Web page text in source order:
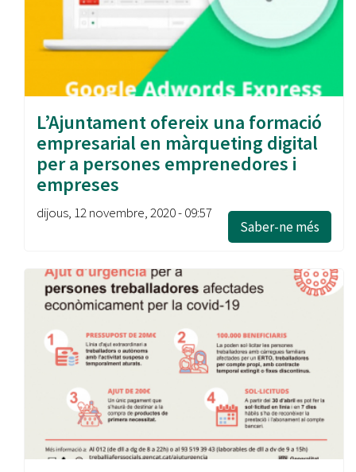
L’Ajuntament ofereix una formació
empresarial en màrqueting digital
per a persones emprenedores i
empreses
dijous, 12 novembre, 2020 - 09:57
Saber-ne més